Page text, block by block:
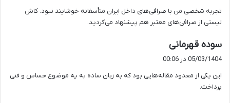
تجربه شخصی من با صرافی‌های داخل ایران متأسفانه خوشایند نبود. کاش
لیستی از صرافی‌های معتبر هم پیشنهاد می‌کردید.
سوده قهرمانی
ف
:
05/03/1404 در 00:06
این یکی از معدود مقاله‌هایی بود که به زبان ساده به یه موضوع حساس و فنی
پرداخت.